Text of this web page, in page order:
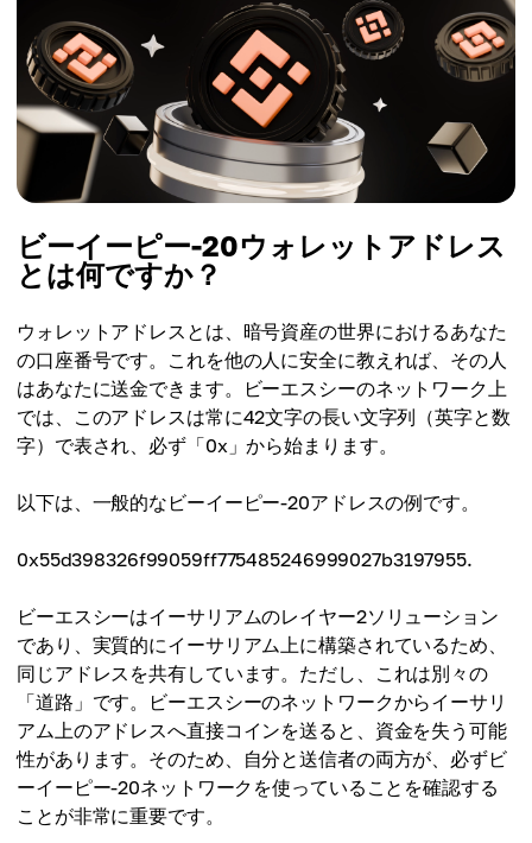
ビーイーピー-20ウォレットアドレス
とは何ですか？
ウォレットアドレスとは、暗号資産の世界におけるあなた
の口座番号です。これを他の人に安全に教えれば、その人
はあなたに送金できます。ビーエスシーのネットワーク上
では、このアドレスは常に42文字の長い文字列（英字と数
字）で表され、必ず「0x」から始まります。
以下は、一般的なビーイーピー-20アドレスの例です。
0x55d398326f99059ff775485246999027b3197955.
ビーエスシーはイーサリアムのレイヤー2ソリューション
であり、実質的にイーサリアム上に構築されているため、
同じアドレスを共有しています。ただし、これは別々の
「道路」です。ビーエスシーのネットワークからイーサリ
アム上のアドレスへ直接コインを送ると、資金を失う可能
性があります。そのため、自分と送信者の両方が、必ずビ
ーイーピー-20ネットワークを使っていることを確認する
ことが非常に重要です。